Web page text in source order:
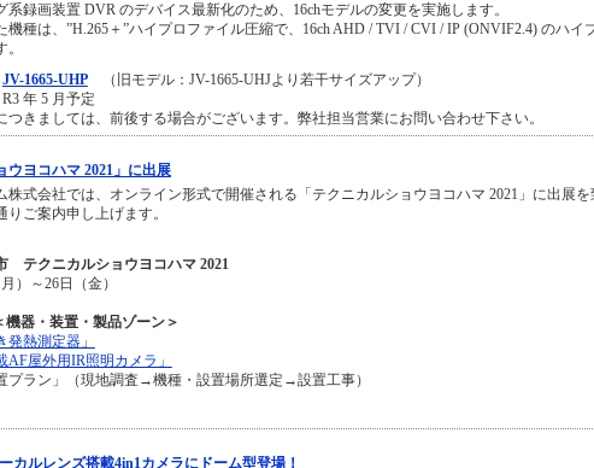
系録画装置 DVR のデバイス最新化のため、16chモデルの変更を実施します。
機種は、”H.265＋”ハイプロファイル圧縮で、16ch AHD / TVI / CVI / IP (ONVIF2.4) のハイ
JV-1665-UHP（旧モデル：JV-1665-UHJより若干サイズアップ）
年 5 月予定
きましては、前後する場合がございます。弊社担当営業にお問い合わせ下さい。
ウヨコハマ 2021」に出展
株式会社では、オンライン形式で開催される「テクニカルショウヨコハマ 2021」に出展を
りご案内申し上げます。
テクニカルショウヨコハマ 2021
）～26日（金）
機器・装置・製品ゾーン＞
発熱測定器」
AF屋外用IR照明カメラ」
プラン」（現地調査→機種・設置場所選定→設置工事）
カルレンズ搭載4in1カメラにドーム型登場！